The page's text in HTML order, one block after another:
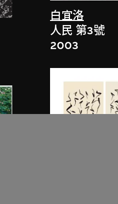
白宜洛
人民 第3號
2003